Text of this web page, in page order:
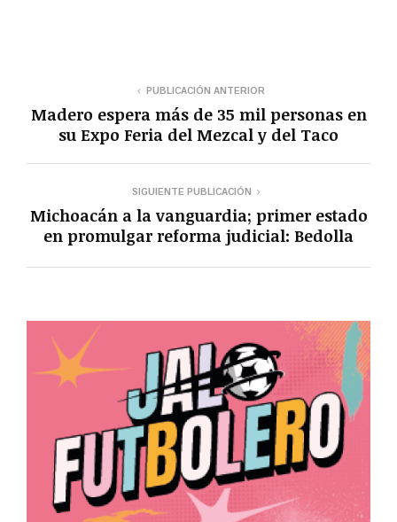
PUBLICACIÓN ANTERIOR
Madero espera más de 35 mil personas en
su Expo Feria del Mezcal y del Taco
SIGUIENTE PUBLICACIÓN
Michoacán a la vanguardia; primer estado
en promulgar reforma judicial: Bedolla